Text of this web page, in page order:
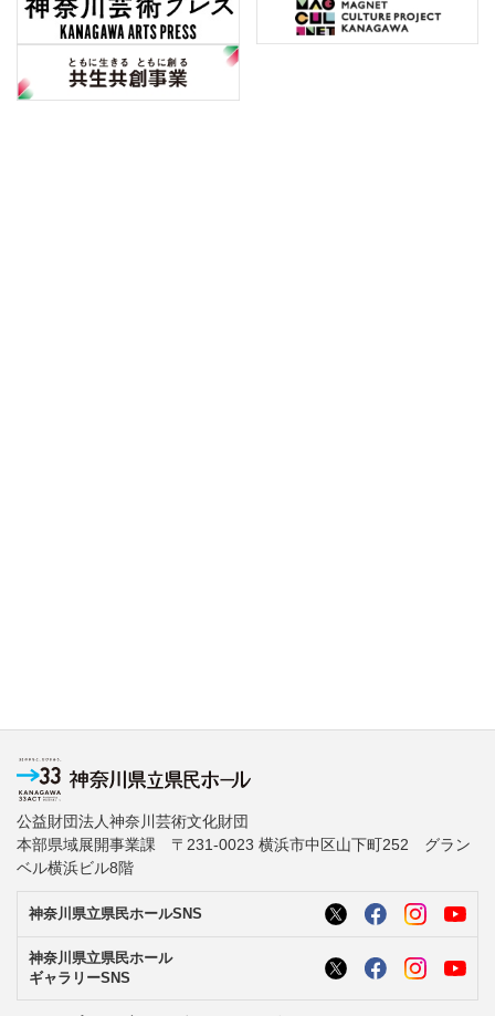
公益財団法人神奈川芸術文化財団
本部県域展開事業課 〒231-0023 横浜市中区山下町252 グラン
ベル横浜ビル8階
神奈川県立県民ホールSNS
神奈川県立県民ホール
ギャラリーSNS